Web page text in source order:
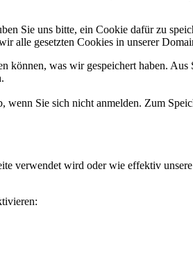
Sie uns bitte, ein Cookie dafür zu
alle gesetzten Cookies in unserer
können, was wir gespeichert haben.
Sie sich nicht anmelden. Zum
verwendet wird oder wie effektiv